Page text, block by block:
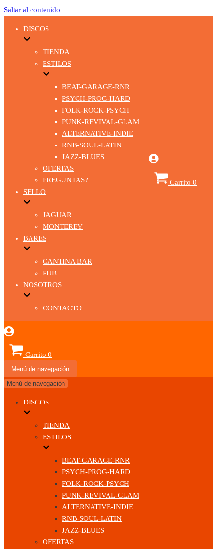
Saltar al contenido
DISCOS
TIENDA
ESTILOS
BEAT-GARAGE-RNR
PSYCH-PROG-HARD
FOLK-ROCK-PSYCH
PUNK-REVIVAL-GLAM
ALTERNATIVE-INDIE
RNB-SOUL-LATIN
JAZZ-BLUES
OFERTAS
PREGUNTAS?
SELLO
JAGUAR
MONTEREY
BARES
CANTINA BAR
PUB
NOSOTROS
CONTACTO
Carrito 0
Carrito 0
Menú de navegación
Menú de navegación
DISCOS
TIENDA
ESTILOS
BEAT-GARAGE-RNR
PSYCH-PROG-HARD
FOLK-ROCK-PSYCH
PUNK-REVIVAL-GLAM
ALTERNATIVE-INDIE
RNB-SOUL-LATIN
JAZZ-BLUES
OFERTAS